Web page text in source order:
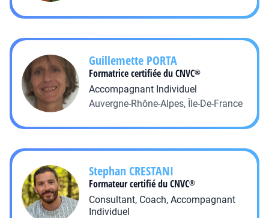
Guillemette PORTA
Formatrice certifiée du CNVC®
Accompagnant Individuel
Auvergne-Rhône-Alpes, Île-De-France
StephanCRESTANI
Formateur certifié du CNVC®
Consultant, Coach, Accompagnant
Individuel